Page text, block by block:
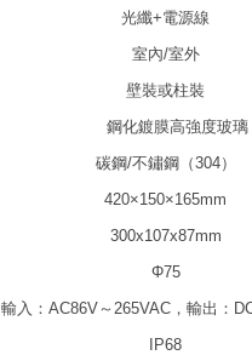
光纖+電源線
室內/室外
壁裝或柱裝
鋼化鍍膜高強度玻璃
碳鋼/不鏽鋼（304）
420×150×165mm
300x107x87mm
Φ75
輸入：AC86V～265VAC，輸出：
IP68